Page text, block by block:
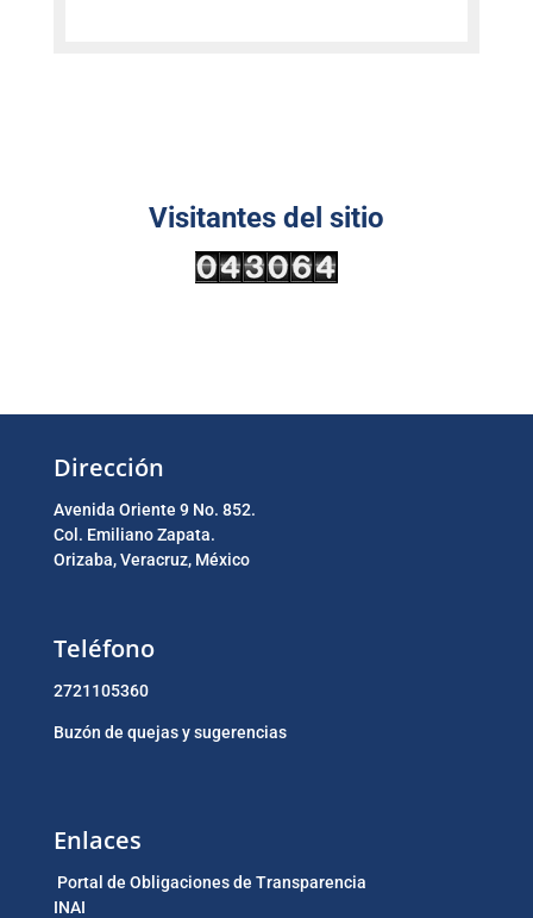
Visitantes del sitio
Dirección
Avenida Oriente 9 No. 852.
Col. Emiliano Zapata.
Orizaba, Veracruz, México
Teléfono
2721105360
Buzón de quejas y sugerencias
Enlaces
Portal de Obligaciones de Transparencia
INAI